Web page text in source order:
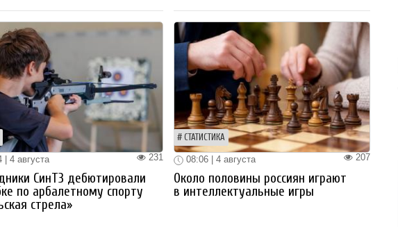
231
4 августа
СинТЗ дебютировали
по арбалетному спорту
стрела»
СТАТИСТИКА
207
08:06 | 4 августа
Около половины россиян играют
в интеллектуальные игры